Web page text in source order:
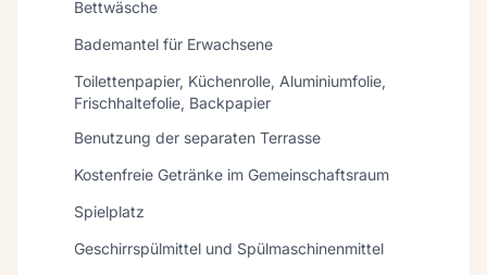
Bettwäsche
Bademantel für Erwachsene
Toilettenpapier, Küchenrolle, Aluminiumfolie,
Frischhaltefolie, Backpapier
Benutzung der separaten Terrasse
Kostenfreie Getränke im Gemeinschaftsraum
Spielplatz
Geschirrspülmittel und Spülmaschinenmittel